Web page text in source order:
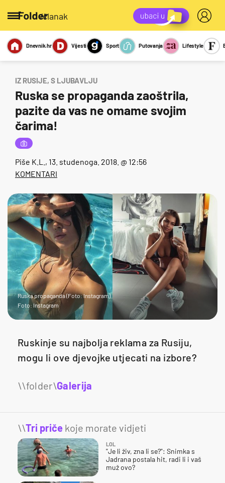
/članak
Miks Kviz
Report
Sexy
Dnevnik.hr Vijesti Sport Putovanja Lifestyle
IZ RUSIJE, S LJUBAVLJU
Ruska se propaganda zaoštrila,
pazite da vas ne omame svojim
čarima!
Piše K.L. , 13. studenoga. 2018. @ 12:56
KOMENTARI
Ruska propaganda (Foto: Instagram)
Foto: Instagram
Ruskinje su najbolja reklama za Rusiju,
mogu li ove djevojke utjecati na izbore?
Galerija
\\Tri priče koje morate vidjeti
LOL
"Je li živ, zna li se?": Snimka s
Jadrana postala hit, radi li i vaš
muž ovo?